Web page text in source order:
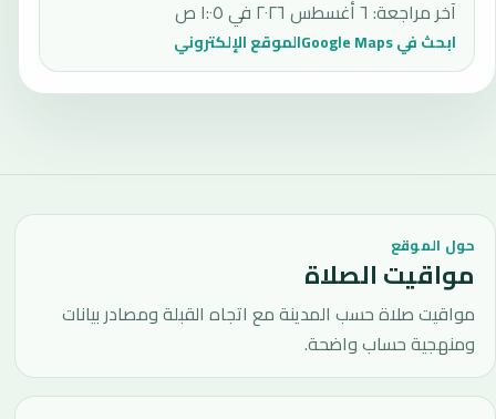
آخر مراجعة: ٦ أغسطس ٢٠٢٦ في ١:٠٥ ص
ابحث في Google Maps الموقع الإلكتروني
حول الموقع
مواقيت الصلاة
مواقيت صلاة حسب المدينة مع اتجاه القبلة ومصادر بيانات
ومنهجية حساب واضحة.